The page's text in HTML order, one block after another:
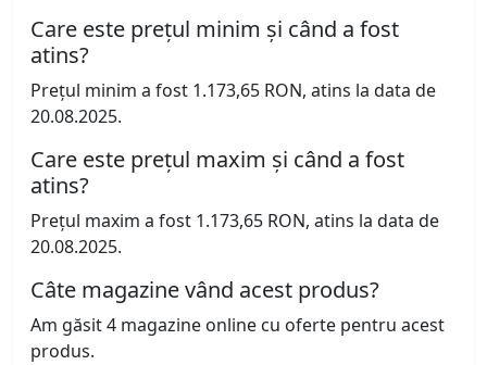
Care este prețul minim și când a fost
atins?
Prețul minim a fost 1.173,65 RON, atins la data de
20.08.2025.
Care este prețul maxim și când a fost
atins?
Prețul maxim a fost 1.173,65 RON, atins la data de
20.08.2025.
Câte magazine vând acest produs?
Am găsit 4 magazine online cu oferte pentru acest
produs.